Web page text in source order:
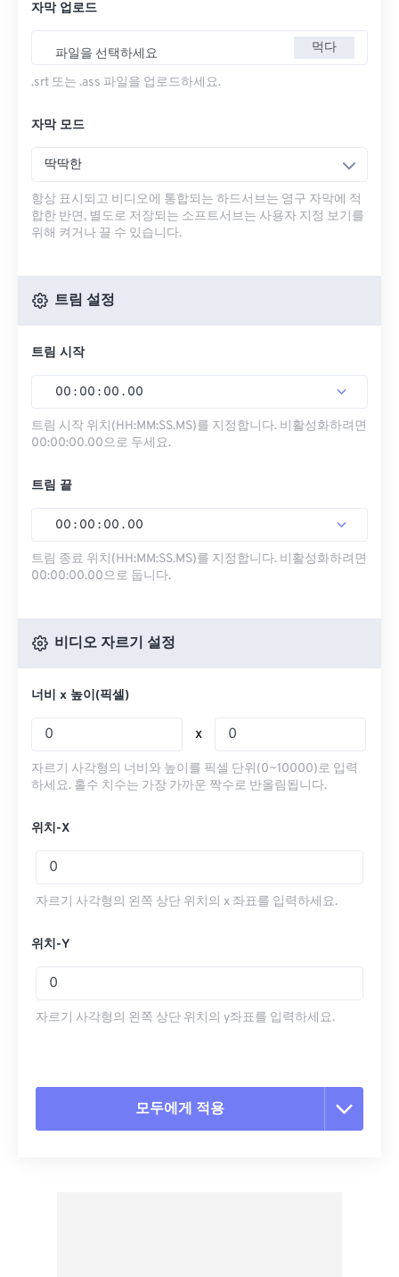
자막 업로드
파일을 선택하세요 먹다
.srt 또는 .ass 파일을 업로드하세요.
자막 모드
딱딱한
항상 표시되고 비디오에 통합되는 하드서브는 영구 자막에 적
합한 반면, 별도로 저장되는 소프트서브는 사용자 지정 보기를
위해 켜거나 끌 수 있습니다.
트림 설정
트림 시작
00 : 00 : 00 . 00
트림 시작 위치(HH:MM:SS.MS)를 지정합니다. 비활성화하려면
00:00:00.00으로 두세요.
트림 끝
00 : 00 : 00 . 00
트림 종료 위치(HH:MM:SS.MS)를 지정합니다. 비활성화하려면
00:00:00.00으로 둡니다.
비디오 자르기 설정
너비 x 높이(픽셀)
x
자르기 사각형의 너비와 높이를 픽셀 단위(0~10000)로 입력
하세요. 홀수 치수는 가장 가까운 짝수로 반올림됩니다.
위치-X
자르기 사각형의 왼쪽 상단 위치의 x 좌표를 입력하세요.
위치-Y
자르기 사각형의 왼쪽 상단 위치의 y좌표를 입력하세요.
모두에게 적용